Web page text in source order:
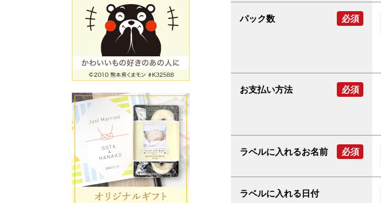
パック数 必須
お支払い方法 必須
ラベルに入れるお名前 必須
ラベルに入れる日付